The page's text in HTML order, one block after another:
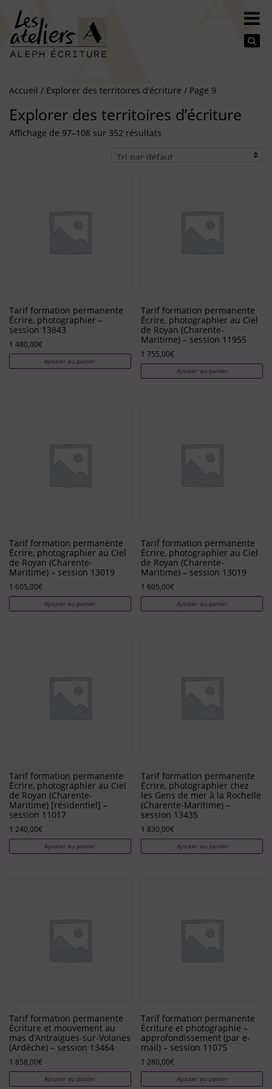
Accueil / Explorer des territoires d’écriture / Page 9
Explorer des territoires d’écriture
Affichage de 97–108 sur 352 résultats
Tarif formation permanente
Écrire, photographier –
session 13843
1 480,00€
Ajouter au panier
Tarif formation permanente
Écrire, photographier au Ciel
de Royan (Charente-
Maritime) – session 11955
1 755,00€
Ajouter au panier
Tarif formation permanente
Écrire, photographier au Ciel
de Royan (Charente-
Maritime) – session 13019
1 605,00€
Ajouter au panier
Tarif formation permanente
Écrire, photographier au Ciel
de Royan (Charente-
Maritime) – session 13019
1 605,00€
Ajouter au panier
Tarif formation permanente
Écrire, photographier au Ciel
de Royan (Charente-
Maritime) [résidentiel] –
session 11017
1 240,00€
Ajouter au panier
Tarif formation permanente
Écrire, photographier chez
les Gens de mer à la Rochelle
(Charente-Maritime) –
session 13435
1 830,00€
Ajouter au panier
Tarif formation permanente
Écriture et mouvement au
mas d’Antraïgues-sur-Volanes
(Ardèche) – session 13464
1 858,00€
Ajouter au panier
Tarif formation permanente
Écriture et photographie –
approfondissement (par e-
mail) – session 11075
1 280,00€
Ajouter au panier